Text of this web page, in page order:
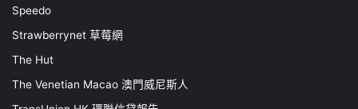
Speedo
Strawberrynet 草莓網
The Hut
The Venetian Macao 澳門威尼斯人